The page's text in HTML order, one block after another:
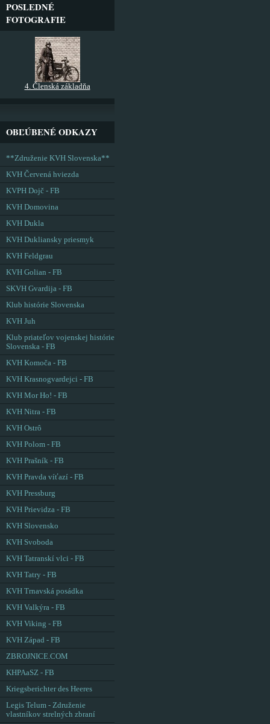
POSLEDNÉ
FOTOGRAFIE
4. Členská základňa
OBĽÚBENÉ ODKAZY
**Združenie KVH Slovenska**
KVH Červená hviezda
KVPH Dojč - FB
KVH Domovina
KVH Dukla
KVH Dukliansky priesmyk
KVH Feldgrau
KVH Golian - FB
SKVH Gvardija - FB
Klub histórie Slovenska
KVH Juh
Klub priateľov vojenskej histórie
Slovenska - FB
KVH Komoča - FB
KVH Krasnogvardejci - FB
KVH Mor Ho! - FB
KVH Nitra - FB
KVH Ostrô
KVH Polom - FB
KVH Prašník - FB
KVH Pravda víťazí - FB
KVH Pressburg
KVH Prievidza - FB
KVH Slovensko
KVH Svoboda
KVH Tatranskí vlci - FB
KVH Tatry - FB
KVH Trnavská posádka
KVH Valkýra - FB
KVH Viking - FB
KVH Západ - FB
ZBROJNICE.COM
KHPAaSZ - FB
Kriegsberichter des Heeres
Legis Telum - Združenie
vlastníkov strelných zbraní